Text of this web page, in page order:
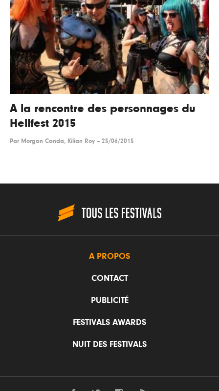
A la rencontre des personnages du
Hellfest 2015
Par Morgan Canda, Kilian Roy -- 25/06/2015
A PROPOS
CONTACT
PUBLICITÉ
FESTIVALS AWARDS
NUIT DES FESTIVALS